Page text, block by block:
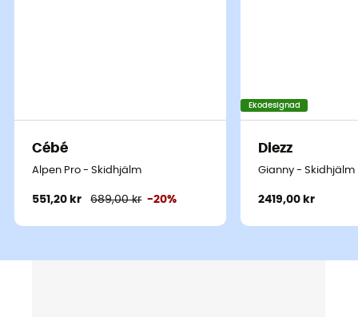
Cébé
Alpen Pro - Skidhjälm
551,20 kr 689,00 kr -20%
Ekodesignad
Diezz
Gianny - Skidhjälm
2419,00 kr